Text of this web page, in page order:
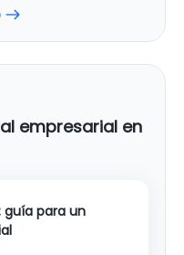
empresarial en
guía para un